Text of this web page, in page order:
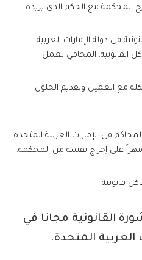
المحكمة مع الحكم الذي يريده.
في دولة الإمارات العربية
القانونية. المحامي يعمل.
مع العميل وتقديم الحلول
في الإمارات العربية المتحدة
على إخراج نفسه من المحكمة.
قانونية.
القانونية مجانا في
العربية المتحدة.